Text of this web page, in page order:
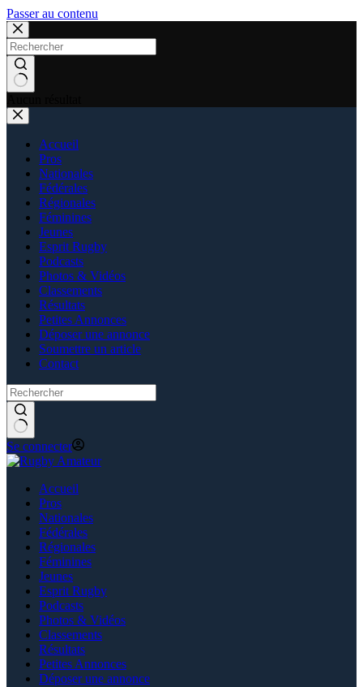
Passer au contenu
Accueil
Pros
Nationales
Fédérales
Régionales
Féminines
Jeunes
Esprit Rugby
Podcasts
Photos & Vidéos
Classements
Résultats
Petites Annonces
Déposer une annonce
Soumettre un article
Contact
Se connecter
Accueil
Pros
Nationales
Fédérales
Régionales
Féminines
Jeunes
Esprit Rugby
Podcasts
Photos & Vidéos
Classements
Résultats
Petites Annonces
Déposer une annonce